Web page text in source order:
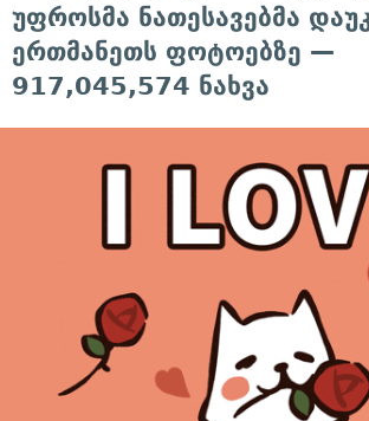
უფროსმა ნათესავებმა
ერთმანეთს ფოტოებზე —
917,045,574 ნახვა